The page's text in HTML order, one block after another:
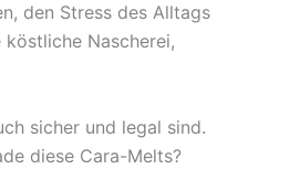
den Stress des Alltags
Nascherei,
sicher und legal sind.
diese Cara-Melts?